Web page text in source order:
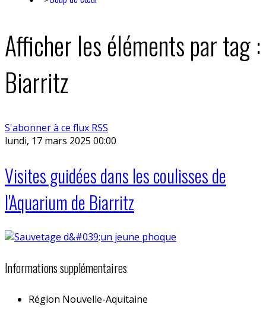
Afficher les éléments par tag :
Biarritz
S'abonner à ce flux RSS
lundi, 17 mars 2025 00:00
Visites guidées dans les coulisses de
l'Aquarium de Biarritz
Informations supplémentaires
Région Nouvelle-Aquitaine